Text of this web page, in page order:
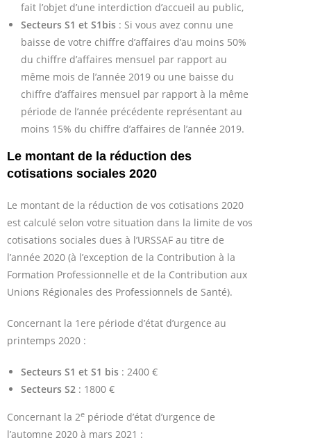
fait l’objet d’une interdiction d’accueil au public,
Secteurs S1 et S1bis : Si vous avez connu une
baisse de votre chiffre d’affaires d’au moins 50%
du chiffre d’affaires mensuel par rapport au
même mois de l’année 2019 ou une baisse du
chiffre d’affaires mensuel par rapport à la même
période de l’année précédente représentant au
moins 15% du chiffre d’affaires de l’année 2019.
Le montant de la réduction des
cotisations sociales 2020
Le montant de la réduction de vos cotisations 2020
est calculé selon votre situation dans la limite de vos
cotisations sociales dues à l’URSSAF au titre de
l’année 2020 (à l’exception de la Contribution à la
Formation Professionnelle et de la Contribution aux
Unions Régionales des Professionnels de Santé).
Concernant la 1ere période d’état d’urgence au
printemps 2020 :
Secteurs S1 et S1 bis : 2400 €
Secteurs S2 : 1800 €
Concernant la 2e période d’état d’urgence de
l’automne 2020 à mars 2021 :